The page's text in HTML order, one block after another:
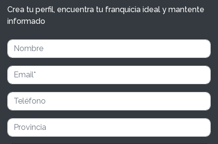
Crea tu perfil, encuentra tu franquicia ideal y mantente
informado